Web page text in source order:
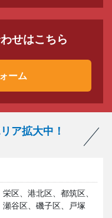
せはこちら
ーム
ア拡大中！
区、港北区、都筑区、
谷区、磯子区、戸塚